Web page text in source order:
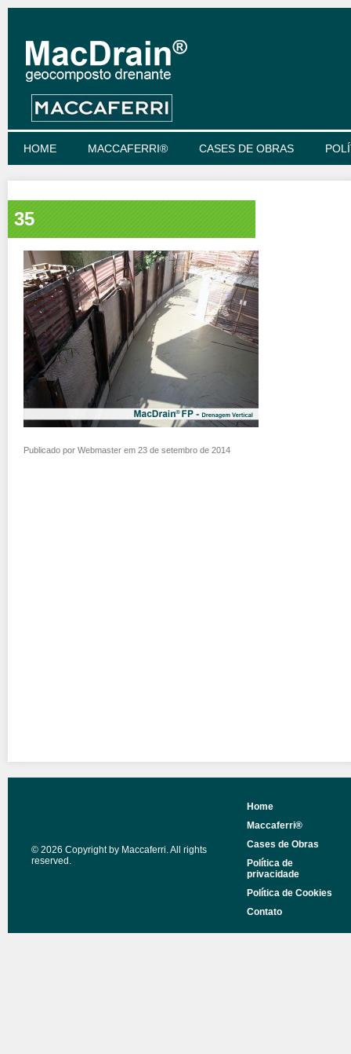
HOME MACCAFERRI® CASES DE OBRAS
35
Publicado por Webmaster em 23 de setembro de 2014
© 2026 Copyright by Maccaferri. All rights
reserved.
Home
Maccaferri®
Cases de Obras
Política de
privacidade
Política de Cookies
Contato